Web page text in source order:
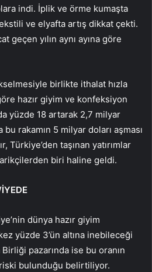
indi. İplik ve örme kumaşta
ve elyafta artış dikkat çekti.
geçen yılın aynı ayına göre
birlikte ithalat hızla
hazır giyim ve konfeksiyon
yüzde 18 artarak 2,7 milyar
bu rakamın 5 milyar doları aşması
Türkiye’den taşınan yatırımlar
biri haline geldi.
dünya hazır giyim
yüzde 3’ün altına inebileceği
Birliği pazarında ise bu oranın
bulunduğu belirtiliyor.